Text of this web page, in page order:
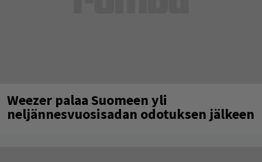
Weezer palaa Suomeen yli
neljännesvuosisadan odotuksen jälkeen